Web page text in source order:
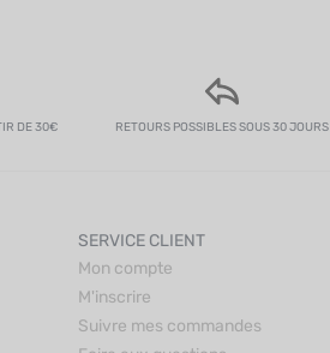
DE 30€ RETOURS POSSIBLES SOUS 30 JOURS
SERVICE CLIENT
Mon compte
M'inscrire
Suivre mes commandes